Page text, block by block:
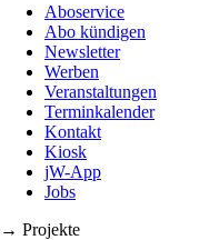
Aboservice
Abo kündigen
Newsletter
Werben
Veranstaltungen
Terminkalender
Kontakt
Kiosk
jW-App
Jobs
→ Projekte